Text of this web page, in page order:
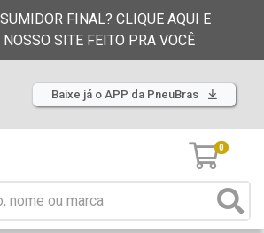
FINAL? CLIQUE AQUI E
NOSSO SITE FEITO PRA VOCÊ
Baixe já o APP da PneuBras
0